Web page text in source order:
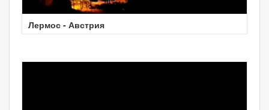
Лермос - Австрия